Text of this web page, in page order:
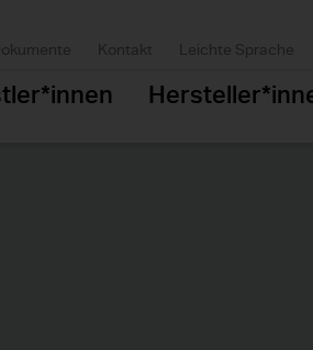
Kontakt Leichte Sprache